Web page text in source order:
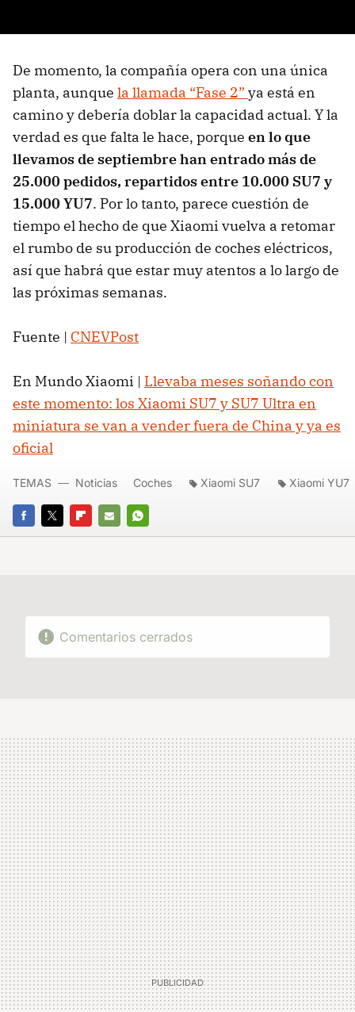
De momento, la compañía opera con una única
planta, aunque la llamada “Fase 2” ya está en
camino y debería doblar la capacidad actual. Y la
verdad es que falta le hace, porque en lo que
llevamos de septiembre han entrado más de
25.000 pedidos, repartidos entre 10.000 SU7 y
15.000 YU7. Por lo tanto, parece cuestión de
tiempo el hecho de que Xiaomi vuelva a retomar
el rumbo de su producción de coches eléctricos,
así que habrá que estar muy atentos a lo largo de
las próximas semanas.
Fuente | CNEVPost
En Mundo Xiaomi | Llevaba meses soñando con
este momento: los Xiaomi SU7 y SU7 Ultra en
miniatura se van a vender fuera de China y ya es
oficial
FACEBOOK
TWITTERFLIPBOARD
E-
WHATSAPP
TEMAS Noticias Coches Xiaomi SU7 Xiaomi YU7
Comentarios cerrados